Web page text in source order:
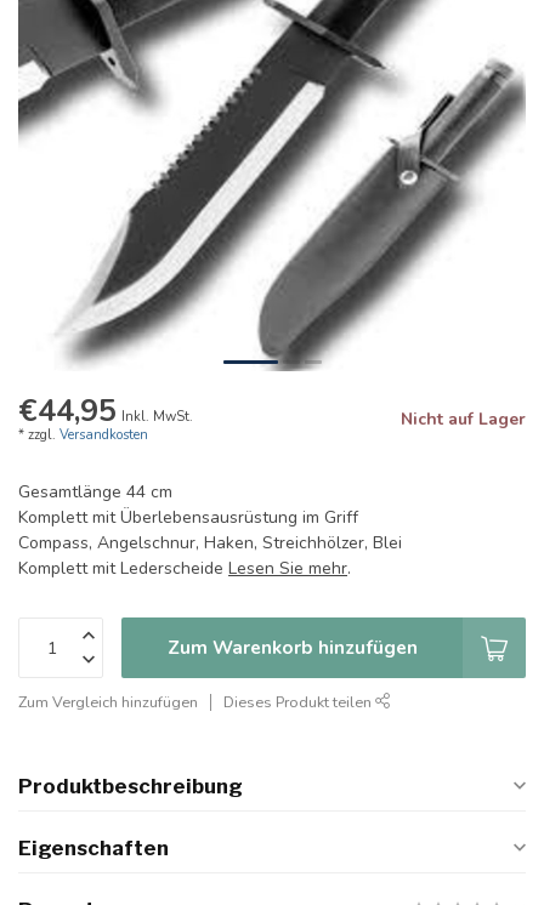
€44,95 Inkl. MwSt.
* zzgl. Versandkosten
Nicht auf Lager
Gesamtlänge 44 cm
Komplett mit Überlebensausrüstung im Griff
Compass, Angelschnur, Haken, Streichhölzer, Blei
Komplett mit Lederscheide Lesen Sie mehr.
Zum Warenkorb hinzufügen
Zum Vergleich hinzufügen Dieses Produkt teilen
Produktbeschreibung
Eigenschaften